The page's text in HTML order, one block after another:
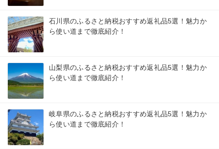
石川県のふるさと納税おすすめ返礼品5選！魅力か
ら使い道まで徹底紹介！
山梨県のふるさと納税おすすめ返礼品5選！魅力か
ら使い道まで徹底紹介！
岐阜県のふるさと納税おすすめ返礼品5選！魅力か
ら使い道まで徹底紹介！